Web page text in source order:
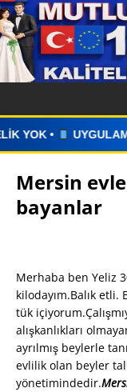
• ZAMAN
Mersin
bayanlar
Merhaba ben Yeliz
kilodayım.Balık etli.
tük
alışkanlıkları
ayrılmış beylerle
evlilik olan beyler
yönetimindedir.